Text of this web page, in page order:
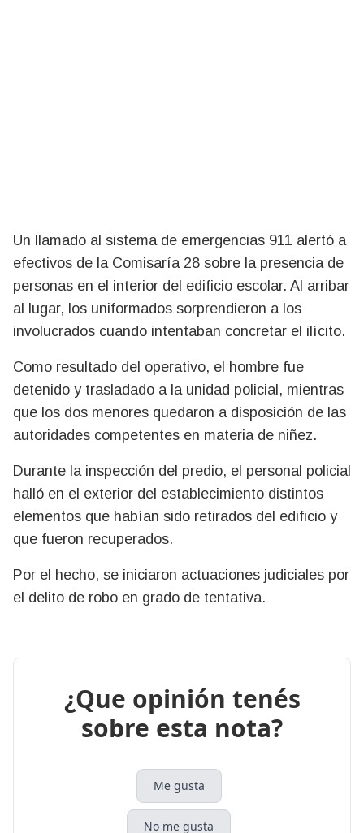
Un llamado al sistema de emergencias 911 alertó a
efectivos de la Comisaría 28 sobre la presencia de
personas en el interior del edificio escolar. Al arribar
al lugar, los uniformados sorprendieron a los
involucrados cuando intentaban concretar el ilícito.
Como resultado del operativo, el hombre fue
detenido y trasladado a la unidad policial, mientras
que los dos menores quedaron a disposición de las
autoridades competentes en materia de niñez.
Durante la inspección del predio, el personal policial
halló en el exterior del establecimiento distintos
elementos que habían sido retirados del edificio y
que fueron recuperados.
Por el hecho, se iniciaron actuaciones judiciales por
el delito de robo en grado de tentativa.
¿Que opinión tenés
sobre esta nota?
Me gusta
No me gusta